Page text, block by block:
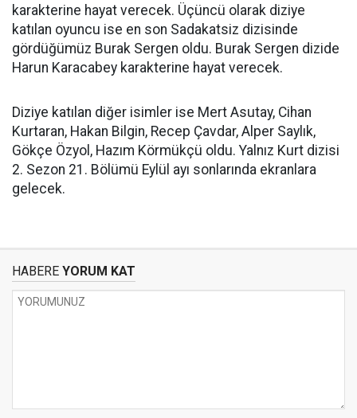
karakterine hayat verecek. Üçüncü olarak diziye
katılan oyuncu ise en son Sadakatsiz dizisinde
gördüğümüz Burak Sergen oldu. Burak Sergen dizide
Harun Karacabey karakterine hayat verecek.
Diziye katılan diğer isimler ise Mert Asutay, Cihan
Kurtaran, Hakan Bilgin, Recep Çavdar, Alper Saylık,
Gökçe Özyol, Hazım Körmükçü oldu. Yalnız Kurt dizisi
2. Sezon 21. Bölümü Eylül ayı sonlarında ekranlara
gelecek.
HABERE YORUM KAT